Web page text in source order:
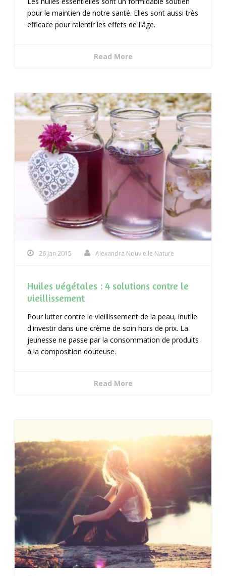
pour le maintien de notre santé. Elles sont aussi très
efficace pour ralentir les effets de l'âge.
Read More
26 Jan 2015 Alexandra Nouv'elle Nature
Huiles végétales : 4 solutions contre le
vieillissement
Pour lutter contre le vieillissement de la peau, inutile
d'investir dans une crème de soin hors de prix. La
jeunesse ne passe par la consommation de produits
à la composition douteuse.
Read More